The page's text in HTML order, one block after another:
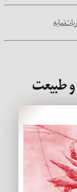
نمایه
طبیعت